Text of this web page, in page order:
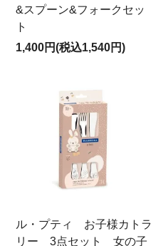
&スプーン&フォークセッ
ト
1,400円(税込1,540円)
ル・プティ お子様カトラ
リー 3点セット 女の子